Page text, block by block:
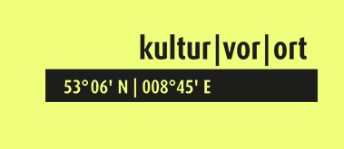
Kultur Vor Ort
BREMEN GRÖPELINGEN